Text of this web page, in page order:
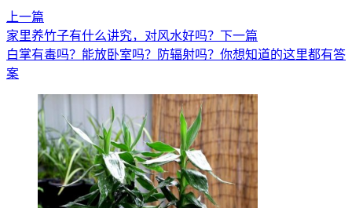
上一篇
家里养竹子有什么讲究，对风水好吗？ 下一篇
白掌有毒吗？能放卧室吗？防辐射吗？你想知道的这里都有答
案